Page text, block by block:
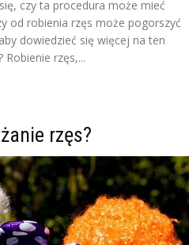
czy ta procedura może mieć
od robienia rzęs może pogorszyć
dowiedzieć się więcej na ten
rzęs,...
rzęs?